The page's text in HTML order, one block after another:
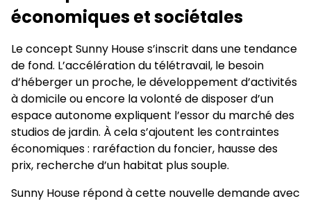
économiques et sociétales
Le concept Sunny House s’inscrit dans une tendance
de fond. L’accélération du télétravail, le besoin
d’héberger un proche, le développement d’activités
à domicile ou encore la volonté de disposer d’un
espace autonome expliquent l’essor du marché des
studios de jardin. À cela s’ajoutent les contraintes
économiques : raréfaction du foncier, hausse des
prix, recherche d’un habitat plus souple.
Sunny House répond à cette nouvelle demande avec